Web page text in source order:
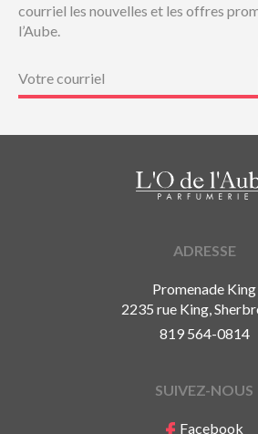
courriel les nouvelles et les offres
l’Aube.
ADRESSE
Promenade King
2235 rue King,
819 564-0814
SUIVEZ-NOUS
Facebook